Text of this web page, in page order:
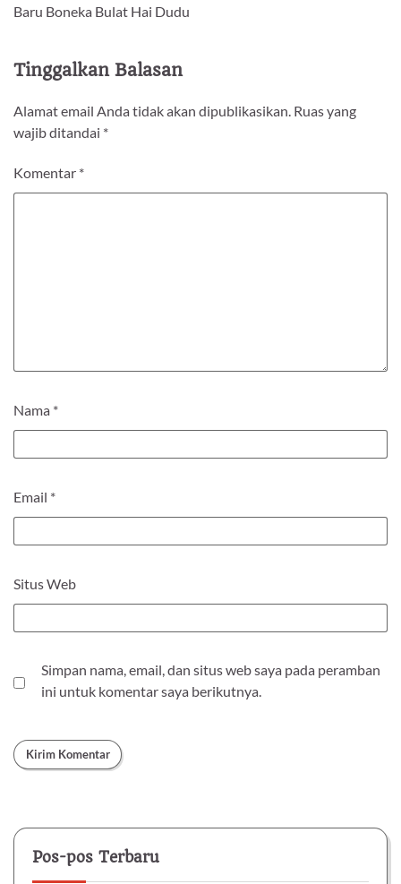
Baru Boneka Bulat Hai Dudu
Tinggalkan Balasan
Alamat email Anda tidak akan dipublikasikan. Ruas yang
wajib ditandai *
Komentar *
Nama *
Email *
Situs Web
Simpan nama, email, dan situs web saya pada peramban
ini untuk komentar saya berikutnya.
Pos-pos Terbaru